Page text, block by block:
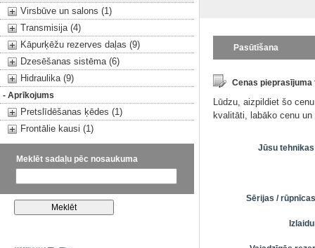
Virsbūve un salons (1)
Transmisija (4)
Kāpurķēžu rezerves daļas (9)
Dzesēšanas sistēma (6)
Hidraulika (9)
- Aprīkojums
Pretslīdēšanas ķēdes (1)
Frontālie kausi (1)
Meklēt sadaļu pēc nosaukuma
Pasūtīšana
Cenas pieprasījuma
Lūdzu, aizpildiet šo
kvalitāti, labāko cenu
Jūsu
Sērijas /